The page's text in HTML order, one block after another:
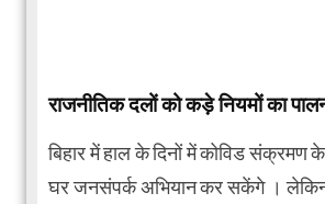
राजनीतिक दलों को कड़े नियमों का
बिहार में हाल के दिनों में कोविड संक्रमण
घर जनसंपर्क अभियान कर सकेंगे । लेकिन